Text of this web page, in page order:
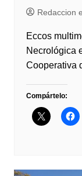
Redaccion
Eccos
Necrológica
Cooperativa
Compártelo: